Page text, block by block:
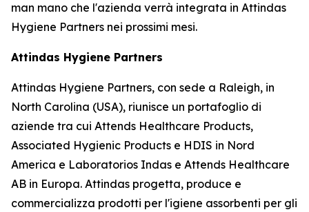
man mano che l'azienda verrà integrata in Attindas
Hygiene Partners nei prossimi mesi.
Attindas Hygiene Partners
Attindas Hygiene Partners, con sede a Raleigh, in
North Carolina (USA), riunisce un portafoglio di
aziende tra cui Attends Healthcare Products,
Associated Hygienic Products e HDIS in Nord
America e Laboratorios Indas e Attends Healthcare
AB in Europa. Attindas progetta, produce e
commercializza prodotti per l'igiene assorbenti per gli